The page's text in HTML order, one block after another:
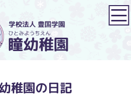
稚園の日記